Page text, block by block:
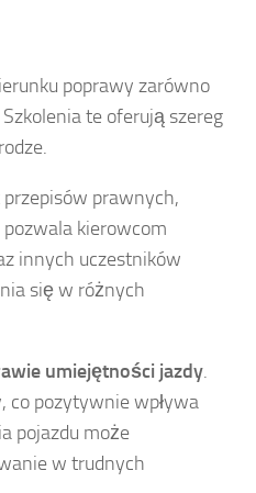
poprawy zarówno
te oferują szereg
prawnych,
kierowcom
innych uczestników
się w różnych
umiejętności jazdy.
co pozytywnie wpływa
pojazdu może
w trudnych